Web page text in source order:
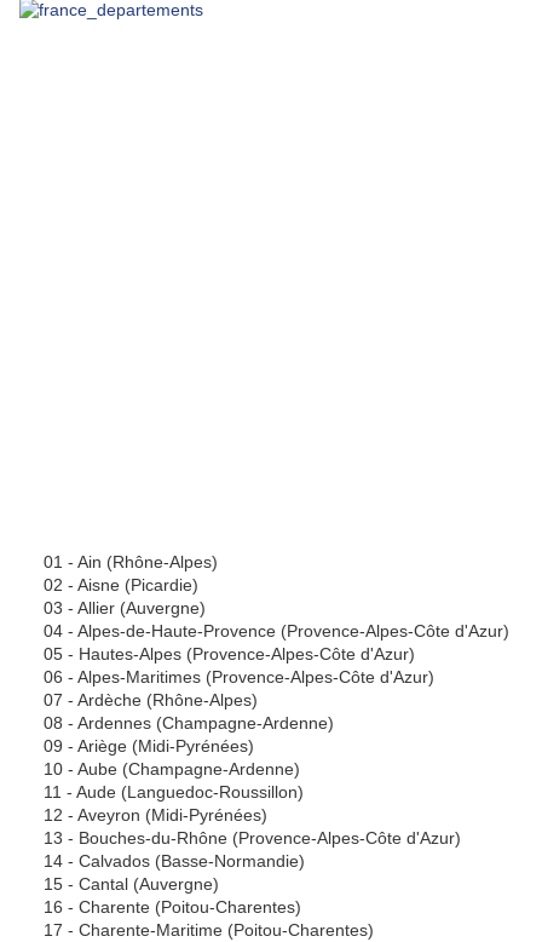
01 - Ain (Rhône-Alpes)
02 - Aisne (Picardie)
03 - Allier (Auvergne)
04 - Alpes-de-Haute-Provence (Provence-Alpes-Côte d'Azur)
05 - Hautes-Alpes (Provence-Alpes-Côte d'Azur)
06 - Alpes-Maritimes (Provence-Alpes-Côte d'Azur)
07 - Ardèche (Rhône-Alpes)
08 - Ardennes (Champagne-Ardenne)
09 - Ariège (Midi-Pyrénées)
10 - Aube (Champagne-Ardenne)
11 - Aude (Languedoc-Roussillon)
12 - Aveyron (Midi-Pyrénées)
13 - Bouches-du-Rhône (Provence-Alpes-Côte d'Azur)
14 - Calvados (Basse-Normandie)
15 - Cantal (Auvergne)
16 - Charente (Poitou-Charentes)
17 - Charente-Maritime (Poitou-Charentes)